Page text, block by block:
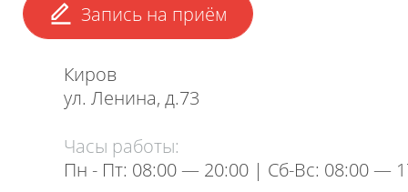
Запись на приём
Киров
ул. Ленина, д.73
Часы работы:
Пн - Пт: 08:00 — 20:00 | Cб-Вс: 08:00 —